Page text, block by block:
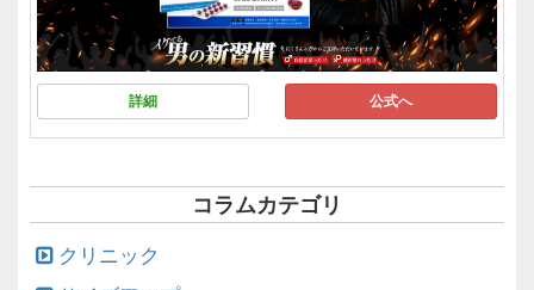
詳細 公式へ
コラムカテゴリ
クリニック